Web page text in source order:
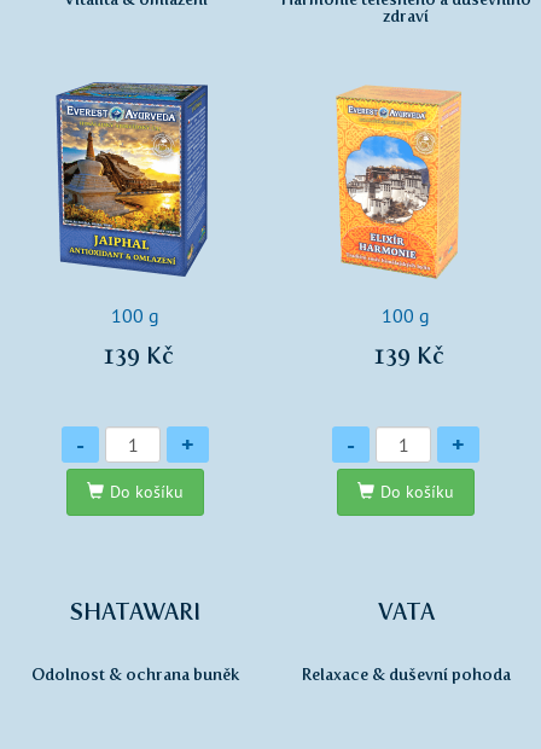
100 g
139 Kč
Množství
- +
Do košíku
zdraví
100 g
139 Kč
Množství
- +
Do košíku
SHATAWARI
Odolnost & ochrana buněk
VATA
Relaxace & duševní pohoda